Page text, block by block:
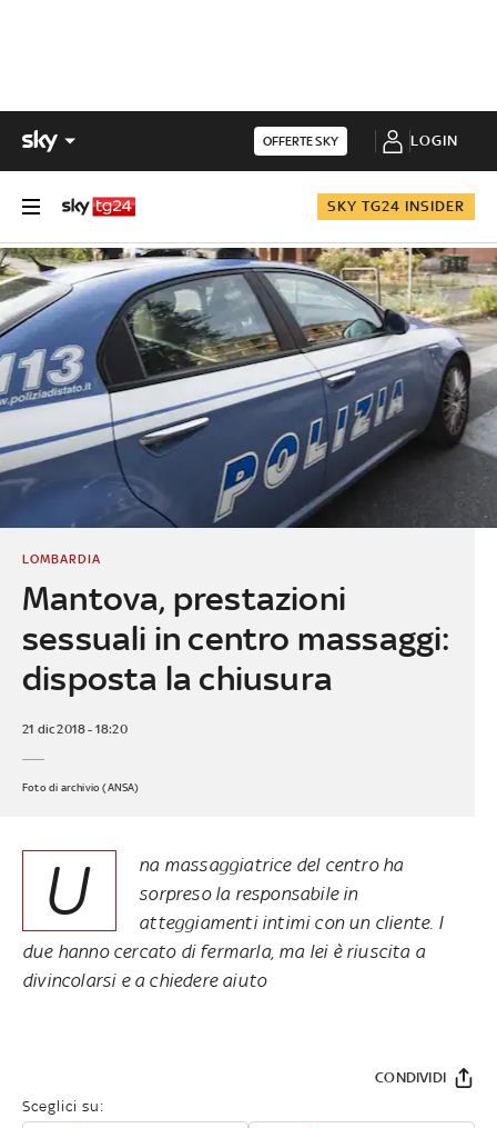
OFFERTE SKY LOGIN
SKY TG24 INSIDER
Mantova, prestazioni
sessuali in centro massaggi:
disposta la chiusura
LOMBARDIA
21 dic 2018 - 18:20
Foto di archivio (ANSA)
U
na massaggiatrice del centro ha
sorpreso la responsabile in
atteggiamenti intimi con un cliente. I
due hanno cercato di fermarla, ma lei è riuscita a
divincolarsi e a chiedere aiuto
Sceglici su:
CONDIVIDI